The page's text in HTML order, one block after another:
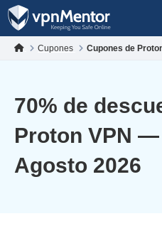
Cupones Cupones de
70% de
Proton VPN
Agosto 2026